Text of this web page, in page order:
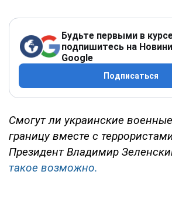
Будьте первыми в
подпишитесь на
Google
Подписаться
Смогут ли украинские
границу вместе с
Президент Владимир
такое возможно.